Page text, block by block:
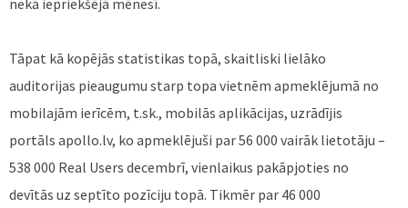
Tāpat kā kopējās statistikas topā, skaitliski lielāko
auditorijas pieaugumu starp topa vietnēm apmeklējumā no
mobilajām ierīcēm, t.sk., mobilās aplikācijas, uzrādījis
portāls apollo.lv, ko apmeklējuši par 56 000 vairāk lietotāju –
538 000 Real Users decembrī, vienlaikus pakāpjoties no
devītās uz septīto pozīciju topā. Tikmēr par 46 000